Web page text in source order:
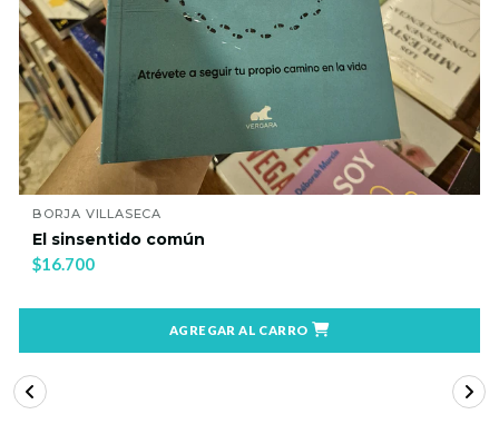
BORJA VILLASECA
El sinsentido común
$16.700
AGREGAR AL CARRO